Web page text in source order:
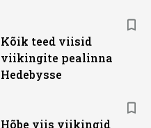
Kõik teed viisid
viikingite pealinna
Hedebysse
Hõbe viis viikingid